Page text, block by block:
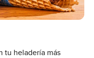
tu heladería más